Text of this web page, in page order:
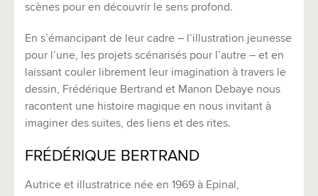
scènes pour en découvrir le sens profond.
En s’émancipant de leur cadre – l’illustration jeunesse
pour l’une, les projets scénarisés pour l’autre – et en
laissant couler librement leur imagination à travers le
dessin, Frédérique Bertrand et Manon Debaye nous
racontent une histoire magique en nous invitant à
imaginer des suites, des liens et des rites.
FRÉDÉRIQUE BERTRAND
Autrice et illustratrice née en 1969 à Epinal,